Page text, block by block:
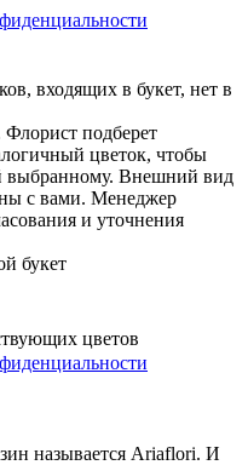
входящих в букет, нет в
Флорист подберет
цветок, чтобы
выбранному. Внешний вид
с вами. Менеджер
и уточнения
букет
цветов
называется Ariaflori. И